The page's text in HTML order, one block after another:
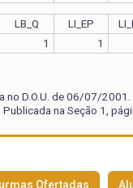
LB_Q LI_EP
1 1
D.O.U. de 06/07/2001.
na Seção 1,
Ofertadas